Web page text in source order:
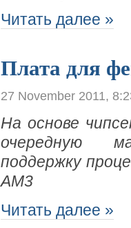
Читать далее »
Плата для
27 November 2011,
На основе
очередную
поддержку
AM3
Читать далее »